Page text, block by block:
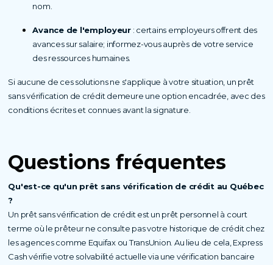
nom.
Avance de l'employeur: certains employeurs offrent des
avances sur salaire; informez-vous auprès de votre service
des ressources humaines.
Si aucune de ces solutions ne s'applique à votre situation, un prêt
sans vérification de crédit demeure une option encadrée, avec des
conditions écrites et connues avant la signature.
Questions fréquentes
Qu'est-ce qu'un prêt sans vérification de crédit au Québec
?
Un prêt sans vérification de crédit est un prêt personnel à court
terme où le prêteur ne consulte pas votre historique de crédit chez
les agences comme Equifax ou TransUnion. Au lieu de cela, Express
Cash vérifie votre solvabilité actuelle via une vérification bancaire